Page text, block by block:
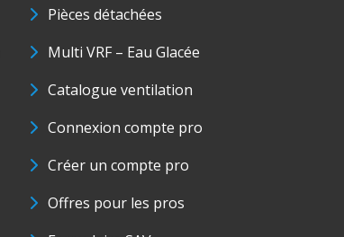
Pièces détachées
Multi VRF – Eau Glacée
Catalogue ventilation
Connexion compte pro
Créer un compte pro
Offres pour les pros